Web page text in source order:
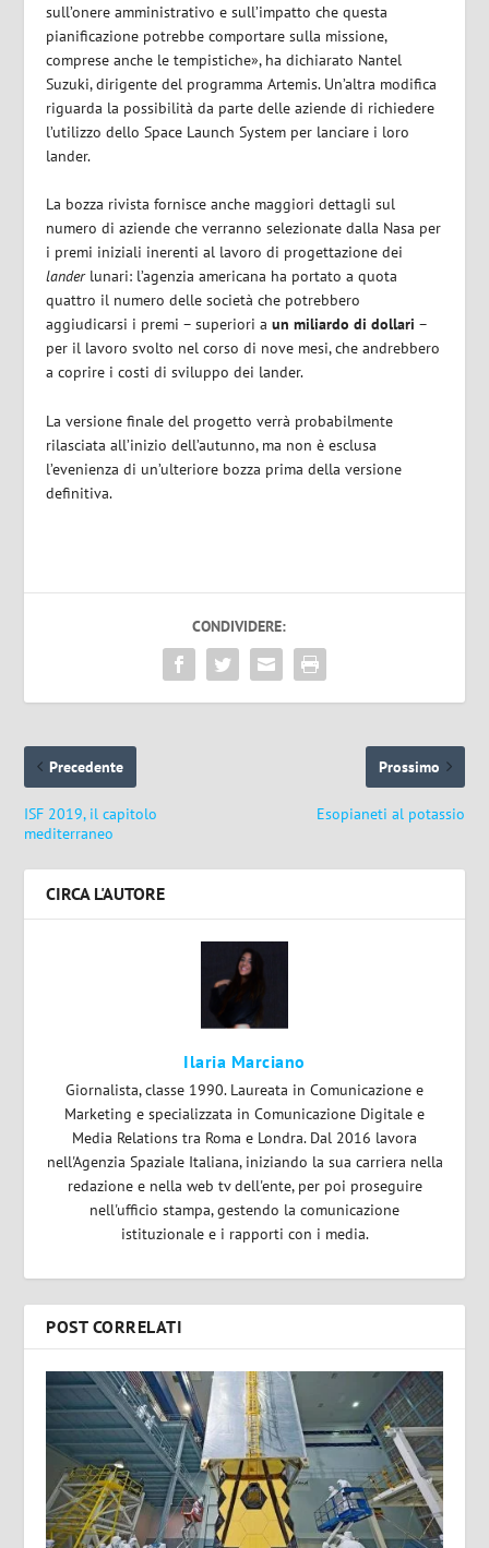
sull’onere amministrativo e sull’impatto che questa
pianificazione potrebbe comportare sulla missione,
comprese anche le tempistiche», ha dichiarato Nantel
Suzuki, dirigente del programma Artemis. Un’altra modifica
riguarda la possibilità da parte delle aziende di richiedere
l’utilizzo dello Space Launch System per lanciare i loro
lander.
La bozza rivista fornisce anche maggiori dettagli sul
numero di aziende che verranno selezionate dalla Nasa per
i premi iniziali inerenti al lavoro di progettazione dei
landerlunari: l’agenzia americana ha portato a quota
quattro il numero delle società che potrebbero
aggiudicarsi i premi – superiori aun miliardo di dollari –
per il lavoro svolto nel corso di nove mesi, che andrebbero
a coprire i costi di sviluppo dei lander.
La versione finale del progetto verrà probabilmente
rilasciata all’inizio dell’autunno, ma non è esclusa
l’evenienza di un’ulteriore bozza prima della versione
definitiva.
CONDIVIDERE:
Precedente
ISF 2019, il capitolo
mediterraneo
Prossimo
Esopianeti al potassio
CIRCA L'AUTORE
Ilaria Marciano
Giornalista, classe 1990. Laureata in Comunicazione e
Marketing e specializzata in Comunicazione Digitale e
Media Relations tra Roma e Londra. Dal 2016 lavora
nell'Agenzia Spaziale Italiana, iniziando la sua carriera nella
redazione e nella web tv dell'ente, per poi proseguire
nell'ufficio stampa, gestendo la comunicazione
istituzionale e i rapporti con i media.
POST CORRELATI